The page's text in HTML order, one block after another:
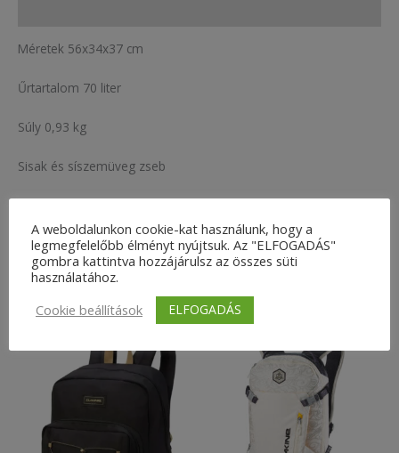
Méretek 56x34x37 cm
Űrtartalom 70 liter
Súly 0,93 kg
Sisak és síszemüveg zseb
Osztott rendszerezésű
Kapcsolódó termékek
A weboldalunkon cookie-kat használunk, hogy a
legmegfelelőbb élményt nyújtsuk. Az "ELFOGADÁS"
gombra kattintva hozzájárulsz az összes süti
használatához.
Cookie beállítások
ELFOGADÁS